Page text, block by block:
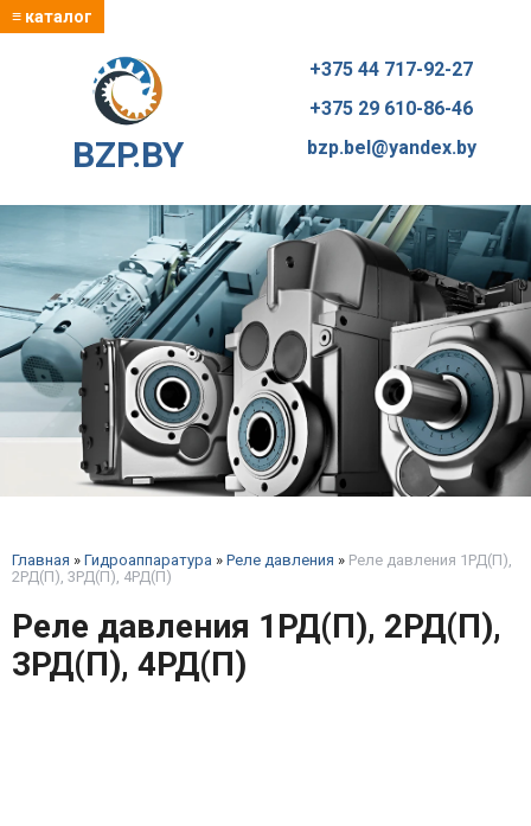
≡ каталог
BZP.BY
+375 44 717-92-27
+375 29 610-86-46
bzp.bel@yandex.by
Главная » Гидроаппаратура » Реле давления » Реле давления 1РД(П),
2РД(П), 3РД(П), 4РД(П)
Реле давления 1РД(П), 2РД(П),
3РД(П), 4РД(П)